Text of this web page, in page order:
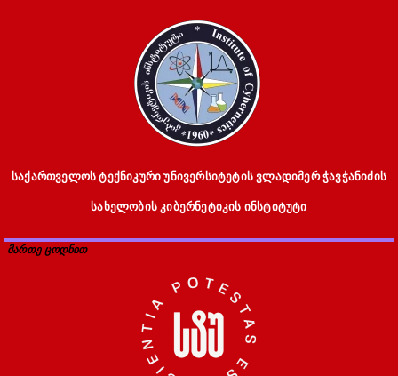
საქართველოს ტექნიკური უნივერსიტეტის ვლადიმერ ჭავჭანიძის
სახელობის კიბერნეტიკის ინსტიტუტი
მართე ცოდნით